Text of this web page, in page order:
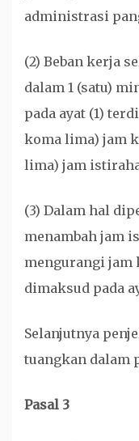
administrasi
(2) Beban kerja
dalam 1 (satu)
pada ayat (1)
koma lima) jam
lima) jam
(3) Dalam hal
menambah jam
mengurangi jam
dimaksud pada
Selanjutnya
tuangkan dalam
Pasal 3